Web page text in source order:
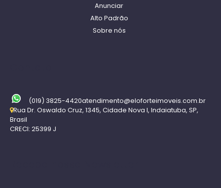
Anunciar
Alto Padrão
Sobre nós
(019) 3825-4420atendimento@eloforteimoveis.com.br
Rua Dr. Oswaldo Cruz, 1345, Cidade Nova I, Indaiatuba, SP,
Brasil
CRECI: 25399 J